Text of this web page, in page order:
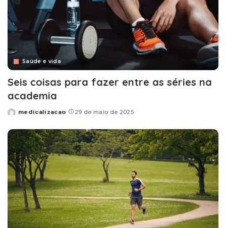
Saúde e vida
Seis coisas para fazer entre as séries na
academia
Posted
medicalizacao 29 de maio de 2025